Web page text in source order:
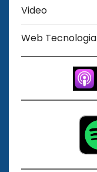
Video
Web Tecnologia